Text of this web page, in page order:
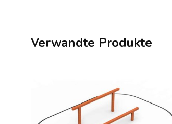
Verwandte Produkte